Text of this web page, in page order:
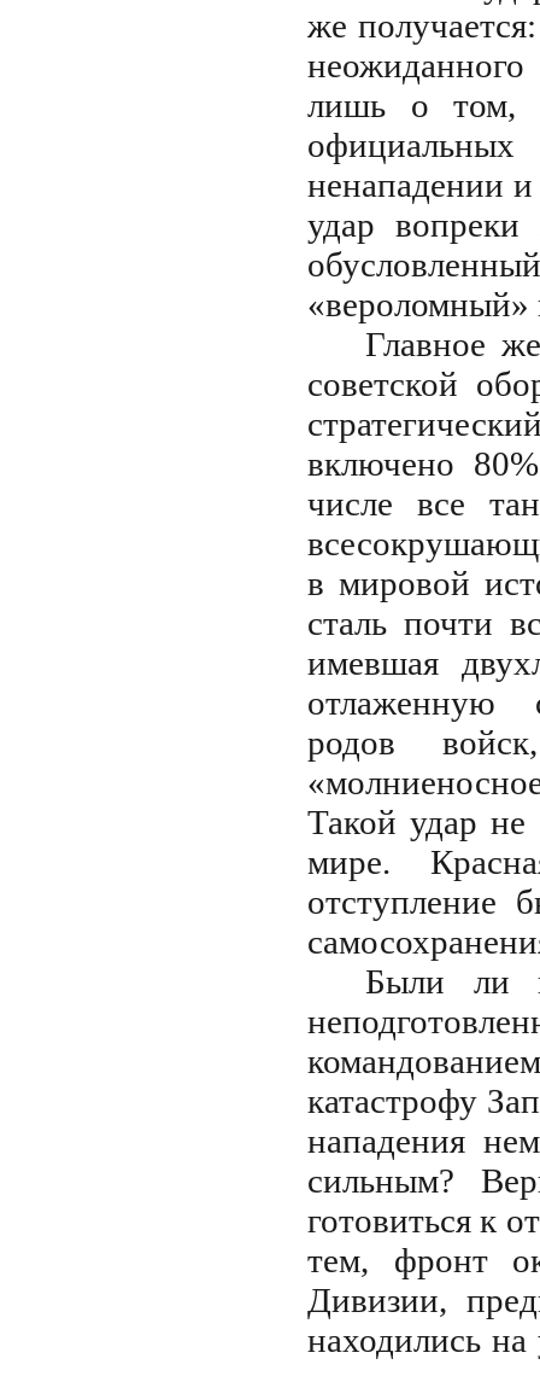
же
лишь о том,
ненападении
удар вопреки
«вероломный»
Главное
советской
включено
числе все
в мировой
сталь почти
имевшая
отлаженную
родов
Такой удар
мире.
отступление
Были ли
катастрофу
нападения
сильным?
готовиться к
тем, фронт
Дивизии,
находились на